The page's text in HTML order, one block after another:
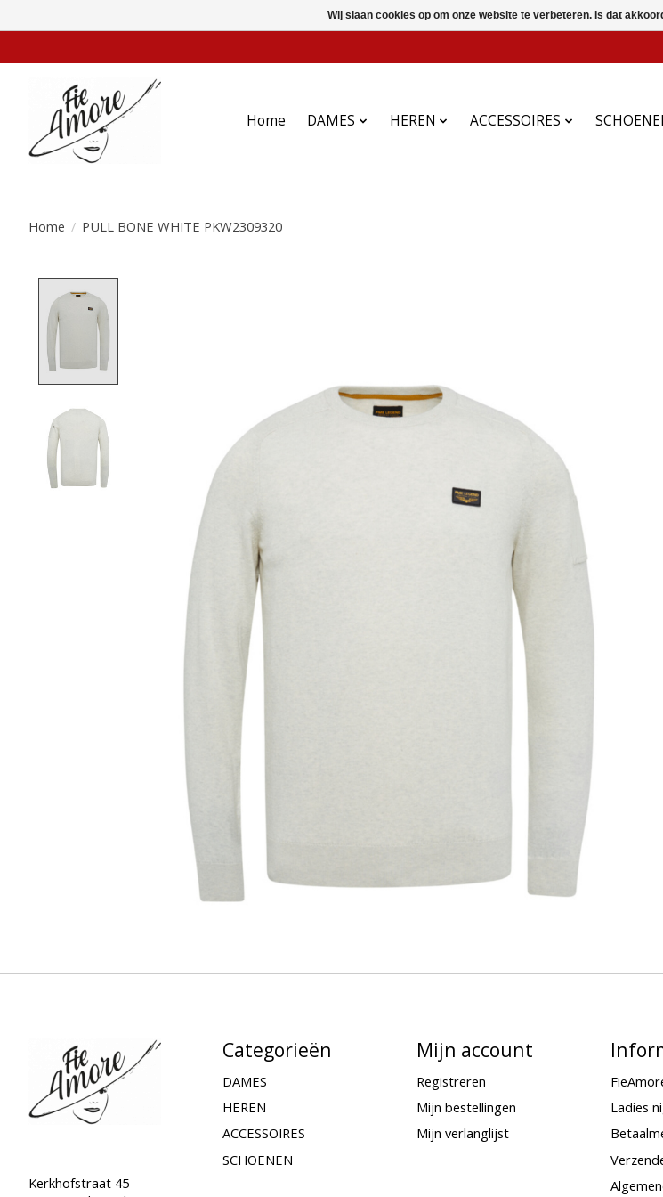
Home DAMES HEREN ACCESSOIRES
Home / PULL BONE WHITE PKW2309320
Kerkhofstraat 45
Categorieën
DAMES
HEREN
ACCESSOIRES
SCHOENEN
Mijn account
Registreren
Mijn bestellingen
Mijn verlanglijst
Ladies
Wij slaan cookies op om onze website te verbeteren. Is dat